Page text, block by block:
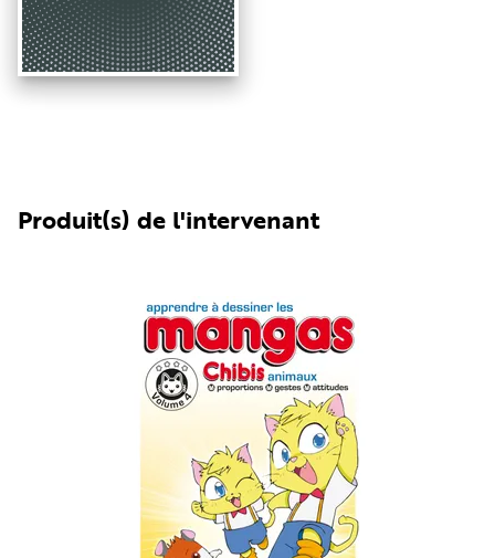
Produit(s) de l'intervenant